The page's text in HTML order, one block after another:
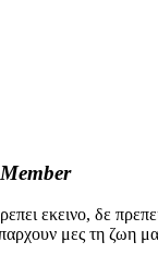
εκεινο, δε
μες τη ζωη